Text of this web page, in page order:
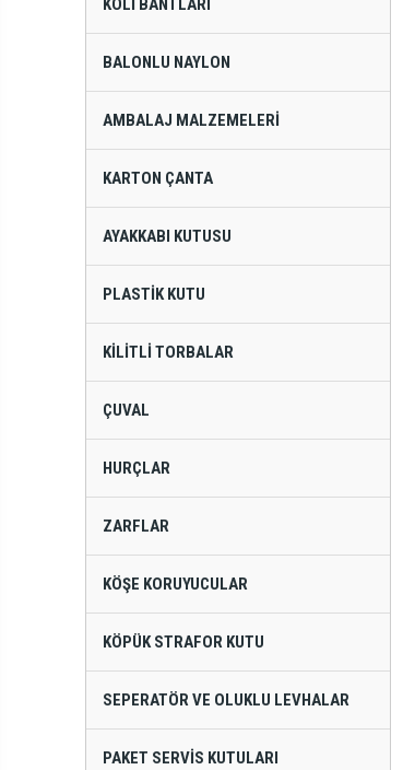
KOLI BANTLARI
BALONLU NAYLON
AMBALAJ MALZEMELERI
KARTON ÇANTA
AYAKKABI KUTUSU
PLASTIK KUTU
KILITLI TORBALAR
ÇUVAL
HURÇLAR
ZARFLAR
KÖŞE KORUYUCULAR
KÖPÜK STRAFOR KUTU
SEPERATÖR VE OLUKLU LEVHALAR
PAKET SERVIS KUTULARI